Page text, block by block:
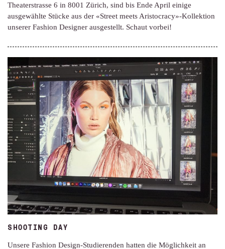
Theaterstrasse 6 in 8001 Zürich, sind bis Ende April einige
ausgewählte Stücke aus der «Street meets Aristocracy»-Kollektion
unserer Fashion Designer ausgestellt. Schaut vorbei!
SHOOTING DAY
Unsere Fashion Design-Studierenden hatten die Möglichkeit an